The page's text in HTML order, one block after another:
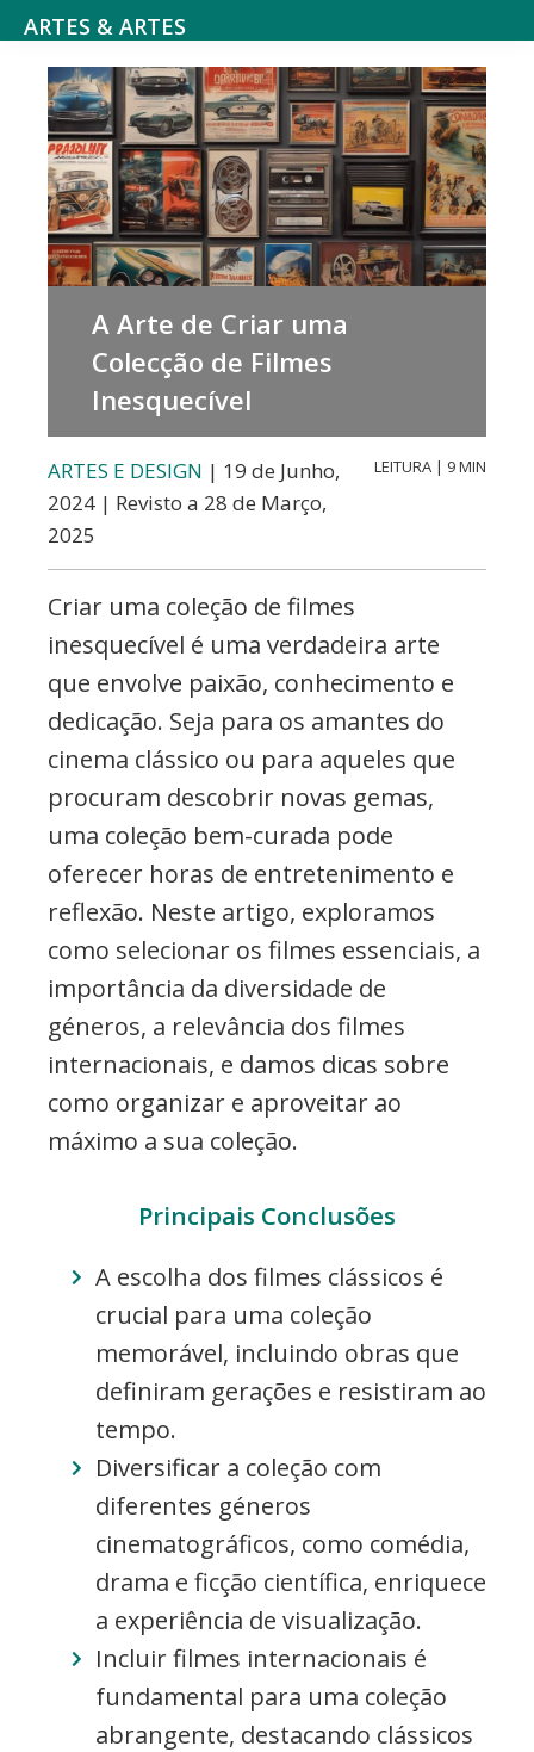
Saltar
menu
principal
Skip
main
content
ARTES & ARTES
Cultura
Entretenimento,
Atividades
literárias,
Cinema
séries,
Teatro,
música
dança,
Arte
Eventos
A Arte de Criar uma
Colecção de Filmes
Inesquecível
ARTES E DESIGN | 19 de Junho,
2024 | Revisto a 28 de Março,
2025
LEITURA | 9 MIN
Criar uma coleção de filmes
inesquecível é uma verdadeira arte
que envolve paixão, conhecimento e
dedicação. Seja para os amantes do
cinema clássico ou para aqueles que
procuram descobrir novas gemas,
uma coleção bem-curada pode
oferecer horas de entretenimento e
reflexão. Neste artigo, exploramos
como selecionar os filmes essenciais, a
importância da diversidade de
géneros, a relevância dos filmes
internacionais, e damos dicas sobre
como organizar e aproveitar ao
máximo a sua coleção.
Principais Conclusões
A escolha dos filmes clássicos é
crucial para uma coleção
memorável, incluindo obras que
definiram gerações e resistiram ao
tempo.
Diversificar a coleção com
diferentes géneros
cinematográficos, como comédia,
drama e ficção científica, enriquece
a experiência de visualização.
Incluir filmes internacionais é
fundamental para uma coleção
abrangente, destacando clássicos